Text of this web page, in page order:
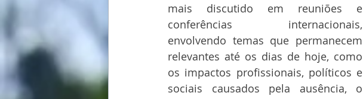
mais discutido em reuniões e
conferências internacionais,
envolvendo temas que permanecem
relevantes até os dias de hoje, como
os impactos profissionais, políticos e
sociais causados pela ausência, o